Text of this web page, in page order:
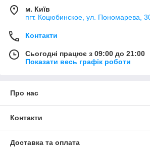
м. Київ
пгт. Коцюбинское, ул. Пономарева,
Контакти
Сьогодні працює з 09:00 до 21:00
Показати весь графік роботи
Про нас
Контакти
Доставка та оплата